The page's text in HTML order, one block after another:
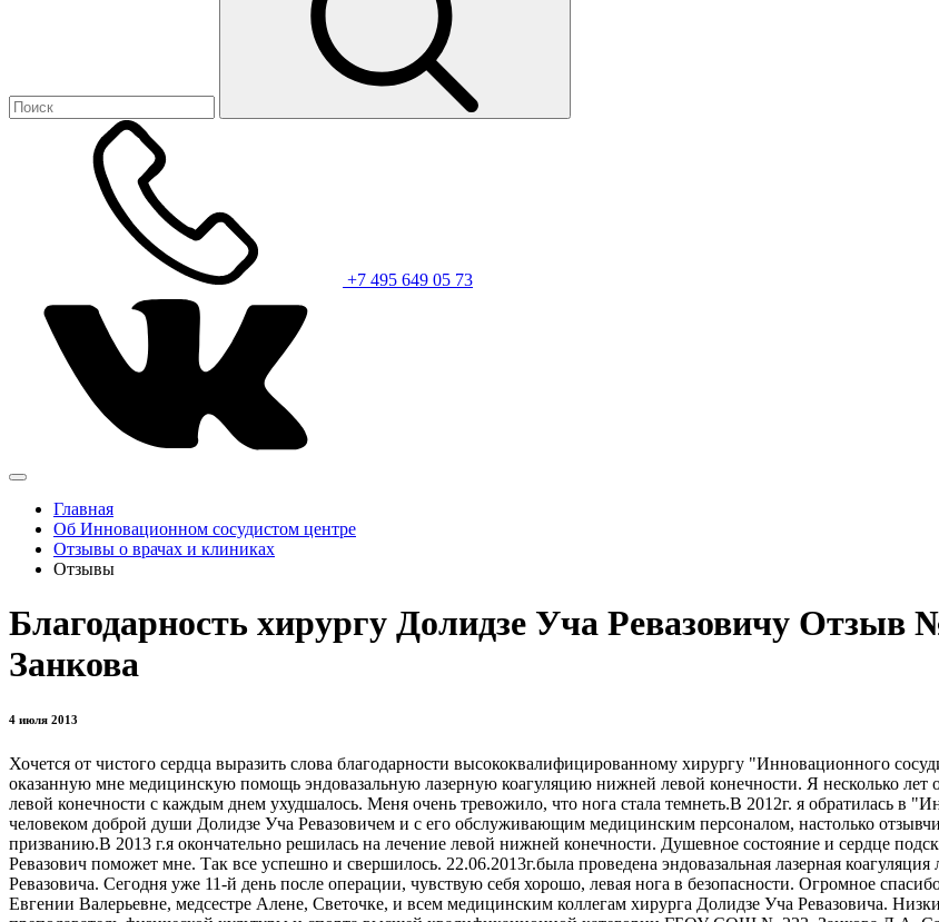
+7 495 649 05 73
Главная
Об Инновационном сосудистом центре
Отзывы о врачах и клиниках
Отзывы
Благодарность хирургу Долидзе Уча Ревазовичу Отзыв
Занкова
4 июля 2013
Хочется от чистого сердца выразить слова благодарности высококвалифицированному хирургу "Инновационного
оказанную мне медицинскую помощь эндовазальную лазерную коагуляцию нижней левой конечности. Я несколько лет
левой конечности с каждым днем ухудшалось. Меня очень тревожило, что нога стала темнеть.В 2012г. я обратилась в
человеком доброй души Долидзе Уча Ревазовичем и с его обслуживающим медицинским персоналом, настолько
призванию.В 2013 г.я окончательно решилась на лечение левой нижней конечности. Душевное состояние и сердце
Ревазович поможет мне. Так все успешно и свершилось. 22.06.2013г.была проведена эндовазальная лазерная
Ревазовича. Сегодня уже 11-й день после операции, чувствую себя хорошо, левая нога в безопасности. Огромное
Евгении Валерьевне, медсестре Алене, Светочке, и всем медицинским коллегам хирурга Долидзе Уча Ревазовича.